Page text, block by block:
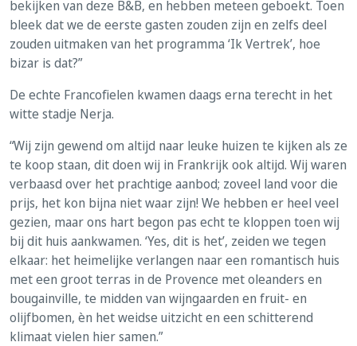
bekijken van deze B&B, en hebben meteen geboekt. Toen
bleek dat we de eerste gasten zouden zijn en zelfs deel
zouden uitmaken van het programma ‘Ik Vertrek’, hoe
bizar is dat?”
De echte Francofielen kwamen daags erna terecht in het
witte stadje Nerja.
“Wij zijn gewend om altijd naar leuke huizen te kijken als ze
te koop staan, dit doen wij in Frankrijk ook altijd. Wij waren
verbaasd over het prachtige aanbod; zoveel land voor die
prijs, het kon bijna niet waar zijn! We hebben er heel veel
gezien, maar ons hart begon pas echt te kloppen toen wij
bij dit huis aankwamen. ‘Yes, dit is het’, zeiden we tegen
elkaar: het heimelijke verlangen naar een romantisch huis
met een groot terras in de Provence met oleanders en
bougainville, te midden van wijngaarden en fruit- en
olijfbomen, èn het weidse uitzicht en een schitterend
klimaat vielen hier samen.”